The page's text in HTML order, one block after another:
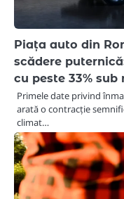
Piața auto din
scădere
cu peste 33%
Primele date privind
arată o contracție
climat…